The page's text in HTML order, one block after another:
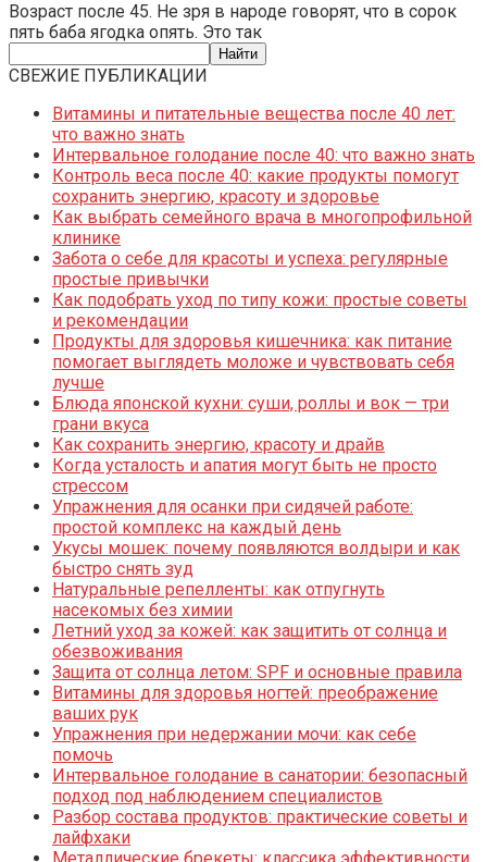
Возраст после 45. Не зря в народе говорят, что в сорок
пять баба ягодка опять. Это так
СВЕЖИЕ ПУБЛИКАЦИИ
Витамины и питательные вещества после 40 лет:
что важно знать
Интервальное голодание после 40: что важно знать
Контроль веса после 40: какие продукты помогут
сохранить энергию, красоту и здоровье
Как выбрать семейного врача в многопрофильной
клинике
Забота о себе для красоты и успеха: регулярные
простые привычки
Как подобрать уход по типу кожи: простые советы
и рекомендации
Продукты для здоровья кишечника: как питание
помогает выглядеть моложе и чувствовать себя
лучше
Блюда японской кухни: суши, роллы и вок — три
грани вкуса
Как сохранить энергию, красоту и драйв
Когда усталость и апатия могут быть не просто
стрессом
Упражнения для осанки при сидячей работе:
простой комплекс на каждый день
Укусы мошек: почему появляются волдыри и как
быстро снять зуд
Натуральные репелленты: как отпугнуть
насекомых без химии
Летний уход за кожей: как защитить от солнца и
обезвоживания
Защита от солнца летом: SPF и основные правила
Витамины для здоровья ногтей: преображение
ваших рук
Упражнения при недержании мочи: как себе
помочь
Интервальное голодание в санатории: безопасный
подход под наблюдением специалистов
Разбор состава продуктов: практические советы и
лайфхаки